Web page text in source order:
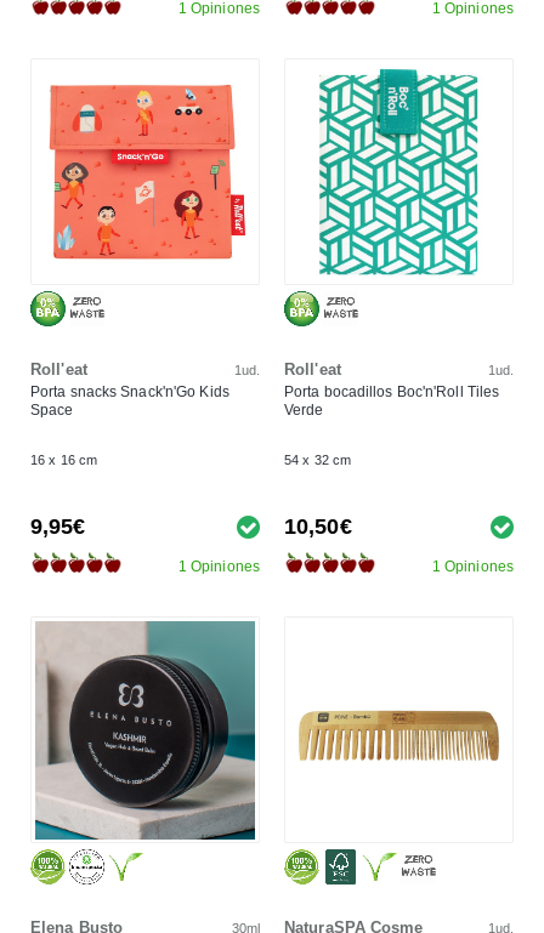
1 Opiniones 1 Opiniones
Roll'eat 1ud.
Porta snacks Snack'n'Go Kids
Space
16 x 16 cm
9,95€
1 Opiniones
Roll'eat 1ud.
Porta bocadillos Boc'n'Roll Tiles
Verde
54 x 32 cm
10,50€
1 Opiniones
Elena Busto 30ml NaturaSPA Cosme 1ud.